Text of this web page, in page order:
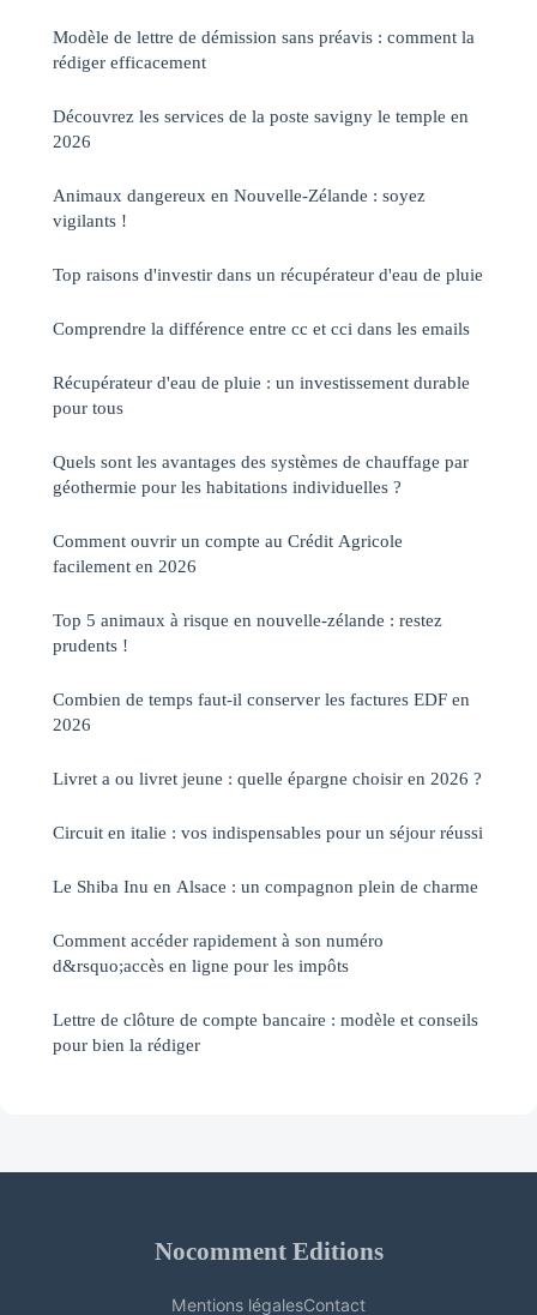
Modèle de lettre de démission sans préavis : comment la
rédiger efficacement
Découvrez les services de la poste savigny le temple en
2026
Animaux dangereux en Nouvelle-Zélande : soyez
vigilants !
Top raisons d'investir dans un récupérateur d'eau de pluie
Comprendre la différence entre cc et cci dans les emails
Récupérateur d'eau de pluie : un investissement durable
pour tous
Quels sont les avantages des systèmes de chauffage par
géothermie pour les habitations individuelles ?
Comment ouvrir un compte au Crédit Agricole
facilement en 2026
Top 5 animaux à risque en nouvelle-zélande : restez
prudents !
Combien de temps faut-il conserver les factures EDF en
2026
Livret a ou livret jeune : quelle épargne choisir en 2026 ?
Circuit en italie : vos indispensables pour un séjour réussi
Le Shiba Inu en Alsace : un compagnon plein de charme
Comment accéder rapidement à son numéro
d&rsquo;accès en ligne pour les impôts
Lettre de clôture de compte bancaire : modèle et conseils
pour bien la rédiger
Nocomment Editions
Mentions légalesContact